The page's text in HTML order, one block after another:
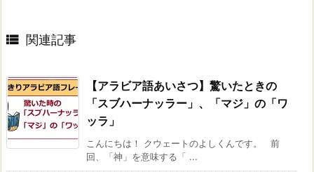
 関連記事
【アラビア語あいさつ】驚いたときの
「スブハーナッラー」、「マジ」の「ワ
ッラ」
こんにちは！ クウェートのよしくんです。 前
回、「神」を意味する「 ...